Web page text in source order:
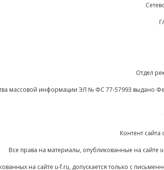
Отдел
массовой информации ЭЛ № ФС 77-57993
Контент сайта
Все права на материалы, опубликованные на сайте
на сайте u-f.ru, допускается только с